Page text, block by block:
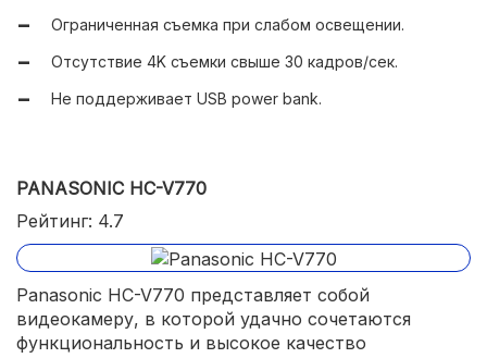
Ограниченная съемка при слабом освещении.
Отсутствие 4K съемки свыше 30 кадров/сек.
Не поддерживает USB power bank.
PANASONIC HC-V770
Рейтинг: 4.7
Panasonic HC-V770 представляет собой
видеокамеру, в которой удачно сочетаются
функциональность и высокое качество